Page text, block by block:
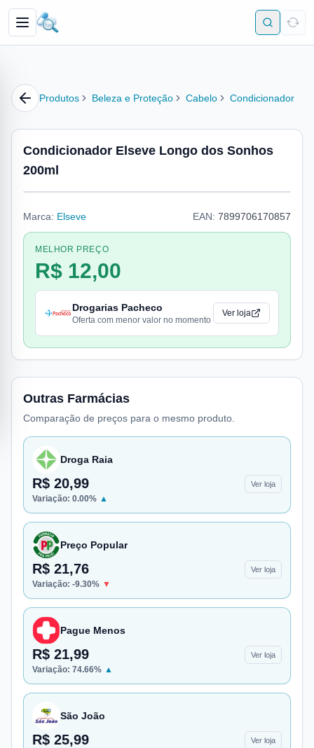
Produtos Beleza e Proteção Cabelo Condicionador
Condicionador Elseve Longo dos Sonhos
200ml
Marca: Elseve EAN: 7899706170857
MELHOR PREÇO
R$ 12,00
Drogarias Pacheco
Oferta com menor valor no momento
Ver loja
Outras Farmácias
Comparação de preços para o mesmo produto.
Droga Raia
R$ 20,99 Ver loja
Variação: 0.00% ▲
Preço Popular
R$ 21,76 Ver loja
Variação: -9.30% ▼
Pague Menos
R$ 21,99 Ver loja
Variação: 74.66% ▲
São João
R$ 25,99 Ver loja